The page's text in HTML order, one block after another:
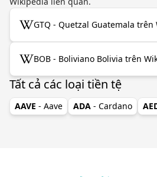
GTQ - Quetzal Guatemala trên
BOB - Boliviano Bolivia trên
Tất cả các loại tiền tệ
AAVE - Aave ADA - Cardano